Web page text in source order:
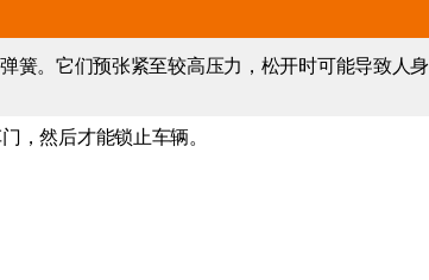
簧。它们预张紧至较高压力，松开时可能导致人
，然后才能锁止车辆。